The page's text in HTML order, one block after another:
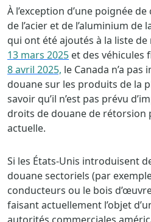
À l’exception d’une poignée
de l’acier et de l’aluminium
qui ont été ajoutés à la liste
13 mars 2025 et des véhicules
8 avril 2025, le Canada n’a
douane sur les produits de la
savoir qu’il n’est pas prévu
droits de douane de rétorsion
actuelle.
Si les États-Unis introduisent
douane sectoriels (par
conducteurs ou le bois
faisant actuellement l’objet